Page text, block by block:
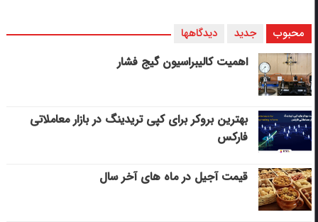
محبوب جدید دیدگاهها
اهمیت کالیبراسیون گیج فشار
بهترین بروکر برای کپی‌ تریدینگ در بازار معاملاتی
فارکس
قیمت آجیل در ماه های آخر سال